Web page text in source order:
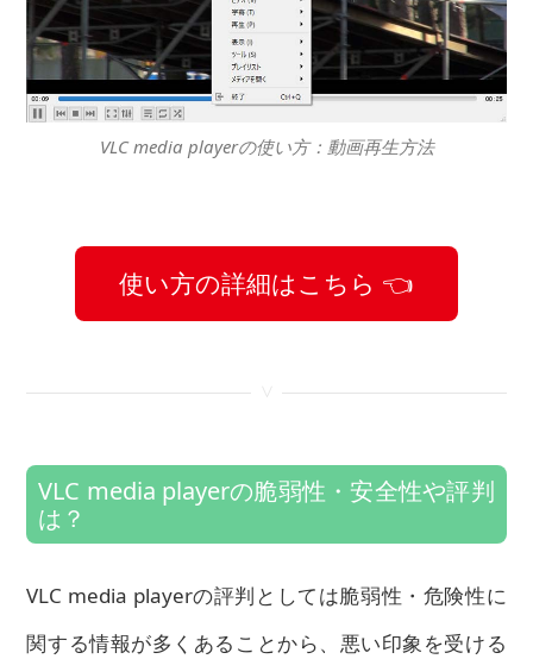
VLC media playerの使い方：動画再生方法
使い方の詳細はこちら 👈
VLC media playerの脆弱性・安全性や評判
は？
VLC media playerの評判としては脆弱性・危険性に
関する情報が多くあることから、悪い印象を受ける